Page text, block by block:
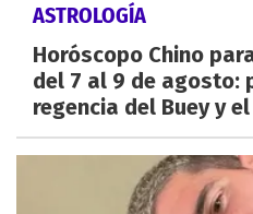
ASTROLOGÍA
Horóscopo Chino
del 7 al 9 de agosto:
regencia del Buey y